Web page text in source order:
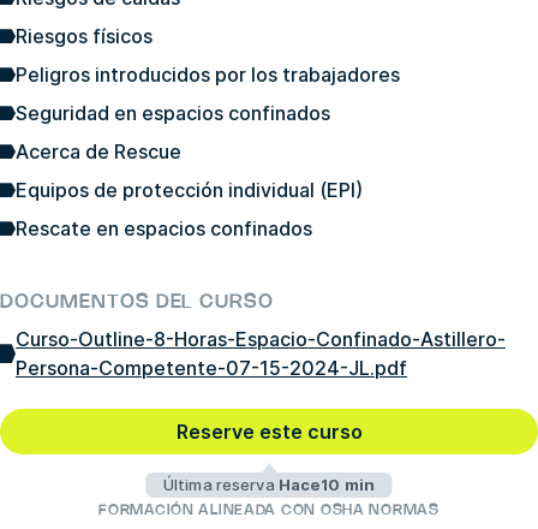
Riesgos físicos
Peligros introducidos por los trabajadores
Seguridad en espacios confinados
Acerca de Rescue
Equipos de protección individual (EPI)
Rescate en espacios confinados
DOCUMENTOS DEL CURSO
Curso-Outline-8-Horas-Espacio-Confinado-Astillero-
Persona-Competente-07-15-2024-JL.pdf
Reserve este curso
Última reserva Hace10 min
FORMACIÓN ALINEADA CON OSHA NORMAS